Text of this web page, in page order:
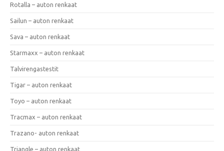
Rotalla – auton renkaat
Sailun – auton renkaat
Sava – auton renkaat
Starmaxx – auton renkaat
Talvirengastestit
Tigar – auton renkaat
Toyo – auton renkaat
Tracmax – auton renkaat
Trazano- auton renkaat
Triangle – auton renkaat